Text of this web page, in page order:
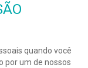
quando você
por um de nossos